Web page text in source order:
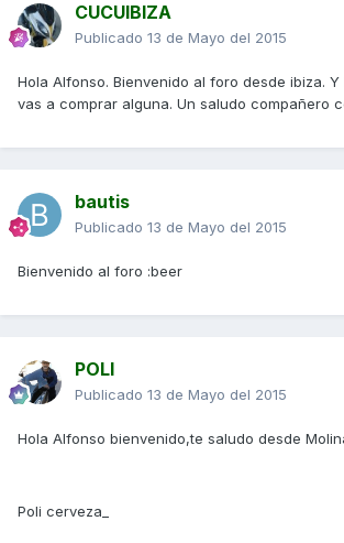
CUCUIBIZA
Publicado 13 de Mayo del 2015
Hola Alfonso. Bienvenido al foro desde ibiza.
vas a comprar alguna. Un saludo compañero
bautis
Publicado 13 de Mayo del 2015
Bienvenido al foro :beer
POLI
Publicado 13 de Mayo del 2015
Hola Alfonso bienvenido,te saludo desde
Poli cerveza_